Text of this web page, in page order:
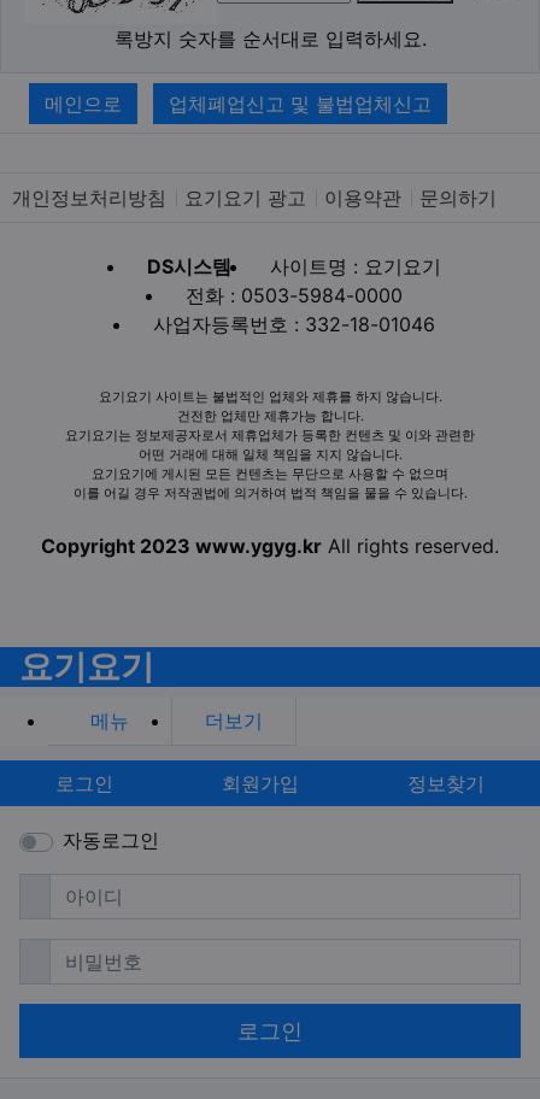
록방지 숫자를 순서대로 입력하세요.
메인으로 업체폐업신고 및 불법업체신고
개인정보처리방침 요기요기 광고 이용약관 문의하기
DS시스템
사이트명 : 요기요기
전화 : 0503-5984-0000
사업자등록번호 : 332-18-01046
요기요기 사이트는 불법적인 업체와 제휴를 하지 않습니다.
건전한 업체만 제휴가능 합니다.
요기요기는 정보제공자로서 제휴업체가 등록한 컨텐츠 및 이와 관련한
어떤 거래에 대해 일체 책임을 지지 않습니다.
요기요기에 게시된 모든 컨텐츠는 무단으로 사용할 수 없으며
이를 어길 경우 저작권법에 의거하여 법적 책임을 물을 수 있습니다.
Copyright 2023 www.ygyg.kr All rights reserved.
요기요기
메뉴 더보기
로그인 회원가입 정보찾기
자동로그인
아이디 필수
비밀번호필수
로그인